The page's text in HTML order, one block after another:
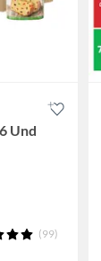
Und
(99)